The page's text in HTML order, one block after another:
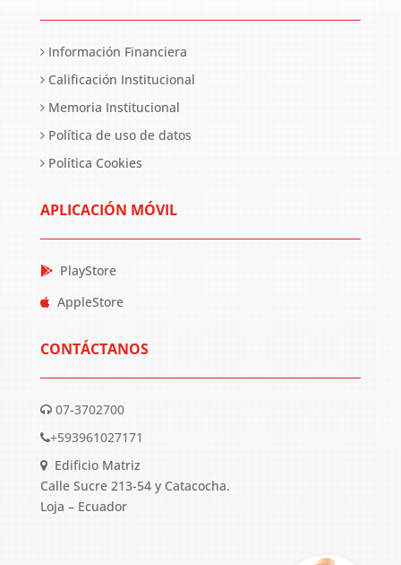
Información Financiera
Calificación Institucional
Memoria Institucional
Política de uso de datos
Política Cookies
APLICACIÓN MÓVIL
PlayStore
AppleStore
CONTÁCTANOS
07-3702700
+593961027171
Edificio Matriz
Calle Sucre 213-54 y Catacocha.
Loja – Ecuador